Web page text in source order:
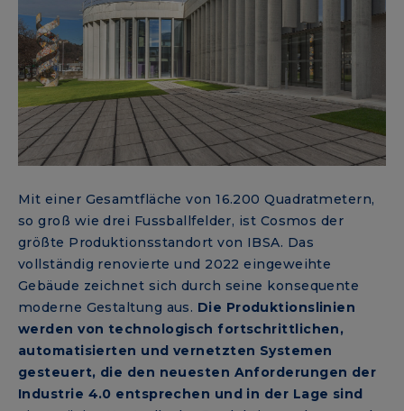
Mit einer Gesamtfläche von 16.200 Quadratmetern,
so groß wie drei Fussballfelder, ist Cosmos der
größte Produktionsstandort von IBSA. Das
vollständig renovierte und 2022 eingeweihte
Gebäude zeichnet sich durch seine konsequente
moderne Gestaltung aus. Die Produktionslinien
werden von technologisch fortschrittlichen,
automatisierten und vernetzten Systemen
gesteuert, die den neuesten Anforderungen der
Industrie 4.0 entsprechen und in der Lage sind